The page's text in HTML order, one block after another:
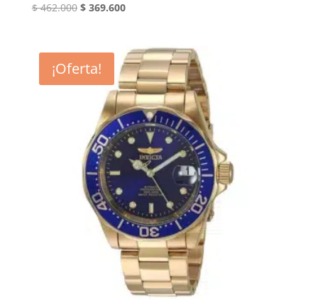
$462.000 El
era:
$ 462.000.
$369.600El
es:
$ 369.600.
¡Oferta!